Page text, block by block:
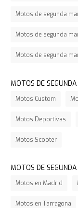
Motos de segunda
Motos de segunda
Motos de segunda
MOTOS DE
Motos Custom
Motos Deportivas
Motos Scooter
MOTOS DE
Motos en Madrid
Motos en Tarragona